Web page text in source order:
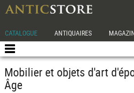
CATALOGUE ANTIQUAIRES
Mobilier et objets d'art
Âge